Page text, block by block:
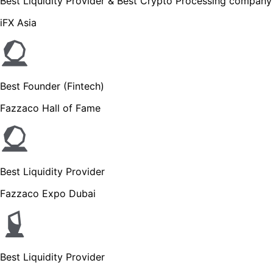
iFX Asia
Best Founder (Fintech)
Fazzaco Hall of Fame
Best Liquidity Provider
Fazzaco Expo Dubai
Best Liquidity Provider